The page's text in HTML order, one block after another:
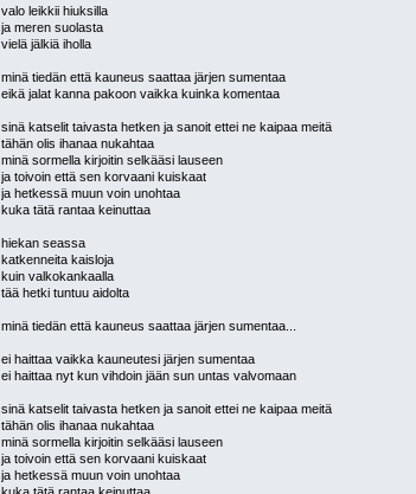
valo leikkii hiuksilla
ja meren suolasta
vielä jälkiä iholla
minä tiedän että kauneus saattaa järjen sumentaa
eikä jalat kanna pakoon vaikka kuinka komentaa
sinä katselit taivasta hetken ja sanoit ettei ne kaipaa meitä
tähän olis ihanaa nukahtaa
minä sormella kirjoitin selkääsi lauseen
ja toivoin että sen korvaani kuiskaat
ja hetkessä muun voin unohtaa
kuka tätä rantaa keinuttaa
hiekan seassa
katkenneita kaisloja
kuin valkokankaalla
tää hetki tuntuu aidolta
minä tiedän että kauneus saattaa järjen sumentaa...
ei haittaa vaikka kauneutesi järjen sumentaa
ei haittaa nyt kun vihdoin jään sun untas valvomaan
sinä katselit taivasta hetken ja sanoit ettei ne kaipaa meitä
tähän olis ihanaa nukahtaa
minä sormella kirjoitin selkääsi lauseen
ja toivoin että sen korvaani kuiskaat
ja hetkessä muun voin unohtaa